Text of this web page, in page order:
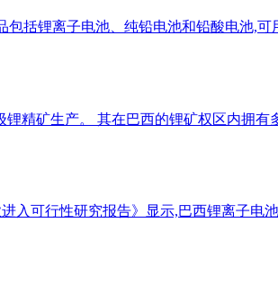
括锂离子电池、纯铅电池和铅酸电池,可
锂精矿生产。 其在巴西的锂矿权区内拥
入可行性研究报告》显示,巴西锂离子